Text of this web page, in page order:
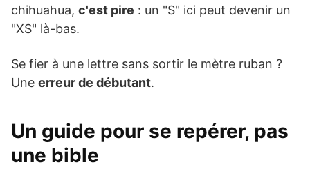
chihuahua, c'est pire : un "S" ici peut devenir un
"XS" là-bas.
Se fier à une lettre sans sortir le mètre ruban ?
Une erreur de débutant.
Un guide pour se repérer, pas
une bible